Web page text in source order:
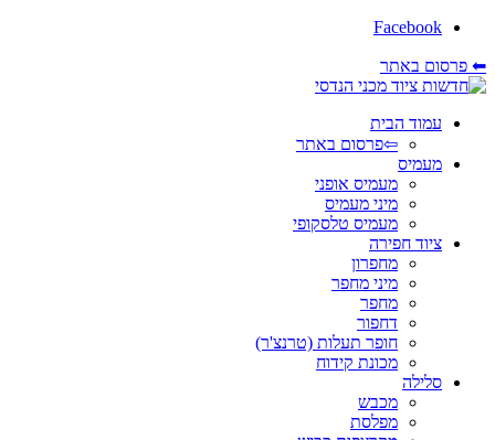
Facebook
באתר
עמוד הבית
⇦פרסום באתר
מעמיס
מעמיס אופני
מיני מעמיס
מעמיס טלסקופי
ציוד חפירה
מחפרון
מיני מחפר
מחפר
דחפור
חופר תעלות (טרנצ'ר)
מכונת קידוח
סלילה
מכבש
מפלסת